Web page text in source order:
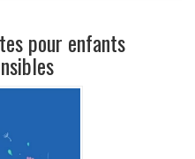
pour enfants